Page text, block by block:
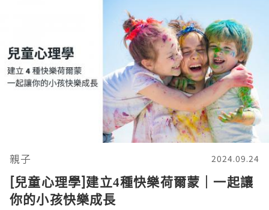
親子 2024.09.24
[兒童心理學]建立4種快樂荷爾蒙｜一起讓
你的小孩快樂成長